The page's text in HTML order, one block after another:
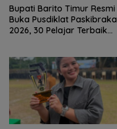
Bupati Barito Timur Resmi
Buka Pusdiklat Paskibraka
2026, 30 Pelajar Terbaik